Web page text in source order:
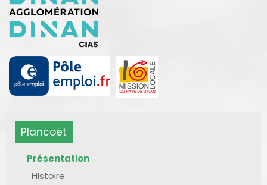
Plancoët
Présentation
Histoire